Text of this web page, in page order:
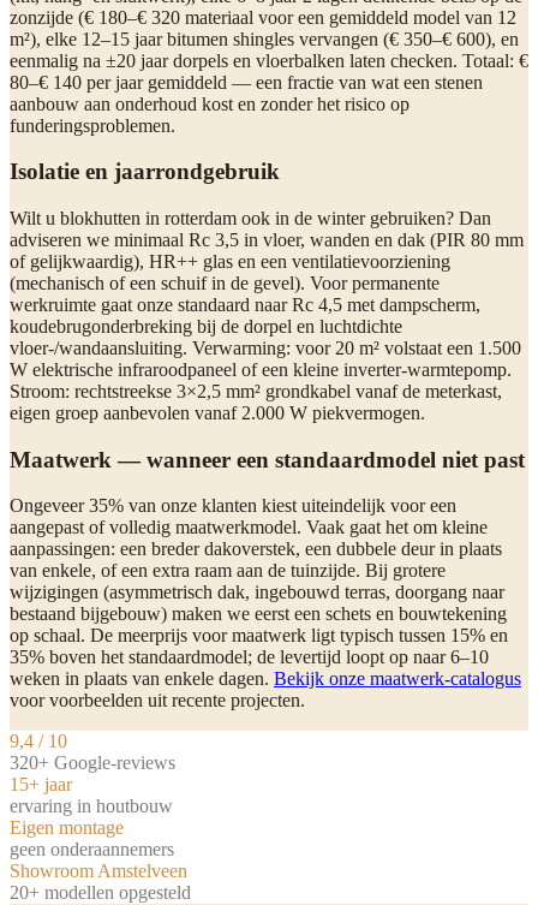
zonzijde (€ 180–€ 320 materiaal voor een gemiddeld model van 12
m²), elke 12–15 jaar bitumen shingles vervangen (€ 350–€ 600), en
eenmalig na ±20 jaar dorpels en vloerbalken laten checken. Totaal: €
80–€ 140 per jaar gemiddeld — een fractie van wat een stenen
aanbouw aan onderhoud kost en zonder het risico op
funderingsproblemen.
Isolatie en jaarrondgebruik
Wilt u blokhutten in rotterdam ook in de winter gebruiken? Dan
adviseren we minimaal Rc 3,5 in vloer, wanden en dak (PIR 80 mm
of gelijkwaardig), HR++ glas en een ventilatievoorziening
(mechanisch of een schuif in de gevel). Voor permanente
werkruimte gaat onze standaard naar Rc 4,5 met dampscherm,
koudebrugonderbreking bij de dorpel en luchtdichte
vloer-/wandaansluiting. Verwarming: voor 20 m² volstaat een 1.500
W elektrische infraroodpaneel of een kleine inverter-warmtepomp.
Stroom: rechtstreekse 3×2,5 mm² grondkabel vanaf de meterkast,
eigen groep aanbevolen vanaf 2.000 W piekvermogen.
Maatwerk — wanneer een standaardmodel niet past
Ongeveer 35% van onze klanten kiest uiteindelijk voor een
aangepast of volledig maatwerkmodel. Vaak gaat het om kleine
aanpassingen: een breder dakoverstek, een dubbele deur in plaats
van enkele, of een extra raam aan de tuinzijde. Bij grotere
wijzigingen (asymmetrisch dak, ingebouwd terras, doorgang naar
bestaand bijgebouw) maken we eerst een schets en bouwtekening
op schaal. De meerprijs voor maatwerk ligt typisch tussen 15% en
35% boven het standaardmodel; de levertijd loopt op naar 6–10
weken in plaats van enkele dagen. Bekijk onze maatwerk-catalogus
voor voorbeelden uit recente projecten.
9,4 / 10
320+ Google-reviews
15+ jaar
ervaring in houtbouw
Eigen montage
geen onderaannemers
Showroom Amstelveen
20+ modellen opgesteld